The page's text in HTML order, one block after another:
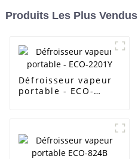
Produits Les Plus Vendus
Défroisseur vapeur
portable - ECO-